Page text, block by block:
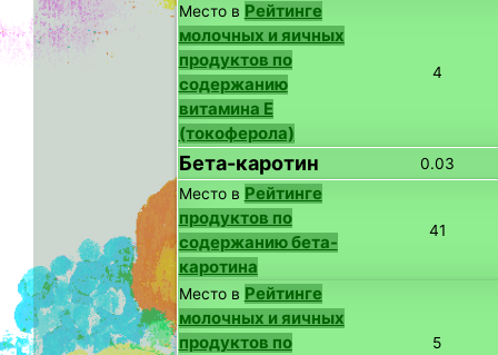
Место в Рейтинге
молочных и яичных
продуктов по
содержанию
витамина E
(токоферола)
4
Бета-каротин
0.03
Место в Рейтинге
продуктов по
содержанию бета-
каротина
41
Место в Рейтинге
молочных и яичных
продуктов по
5